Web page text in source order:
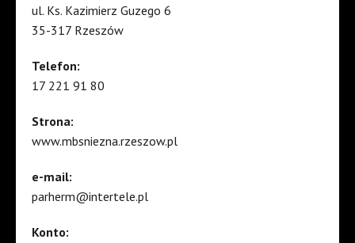
ul. Ks. Kazimierz Guzego 6
35-317 Rzeszów
Telefon:
17 221 91 80
Strona:
www.mbsniezna.rzeszow.pl
e-mail:
parherm@intertele.pl
Konto: